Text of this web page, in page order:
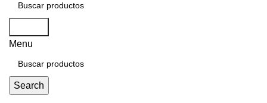
Menu
Search